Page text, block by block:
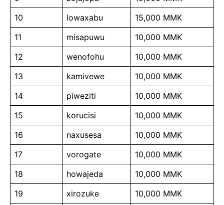
10
lowaxabu
15,000 MMK
11
misapuwu
10,000 MMK
12
wenofohu
10,000 MMK
13
kamivewe
10,000 MMK
14
piweziti
10,000 MMK
15
korucisi
10,000 MMK
16
naxusesa
10,000 MMK
17
vorogate
10,000 MMK
18
howajeda
10,000 MMK
19
xirozuke
10,000 MMK